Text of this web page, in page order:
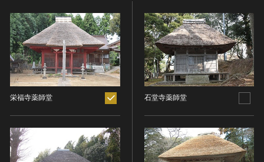
全国の美術館・博物館
世界遺産
無形文化遺産
動画で見る無形の文化財
お知らせ一覧
ヘルプ
このサイトについて
関連サイトリンク
サイトマップ
サイトのご意見はこちら
文化遺産データベース
栄福寺薬師堂 石堂寺薬師堂
制作者名
時代
時代を選択
縄文 [日本]
弥生 [日本]
分野を選択